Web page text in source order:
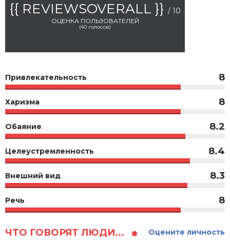
{{ REVIEWSOVERALL }} / 10
ОЦЕНКА ПОЛЬЗОВАТЕЛЕЙ
(40 голосов)
Привлекательность 8
Харизма 8
Обаяние 8.2
Целеустремленность 8.4
Внешний вид 8.3
Речь 8
ЧТО ГОВОРЯТ ЛЮДИ... Оцените личность